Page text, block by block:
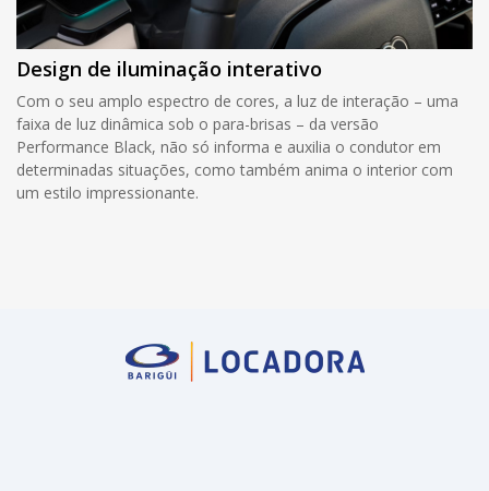
Design de iluminação interativo
Com o seu amplo espectro de cores, a luz de interação – uma
faixa de luz dinâmica sob o para-brisas – da versão
Performance Black, não só informa e auxilia o condutor em
determinadas situações, como também anima o interior com
um estilo impressionante.